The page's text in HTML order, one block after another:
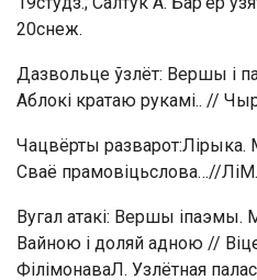
20снеж.
Дазвольце ўзлёт: Вершы і
Аблокі кратаю рукамі.. //
Чацвёрты разварот:Лірыка.
Сваё прамовіцьслова…//
Вугал атакі: Вершы іпаэмы.
Вайною і доляй адною //
ФілімонаваЛ. Узлётная